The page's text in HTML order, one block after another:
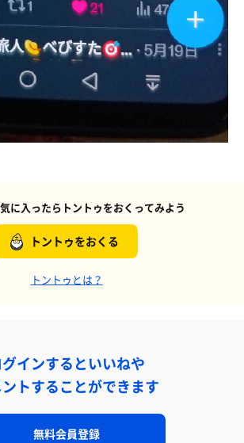
に入ったらトントゥをおくってみよう
トントゥをおくる
トントゥとは？
インするといいねや
トすることができます
無料会員登録